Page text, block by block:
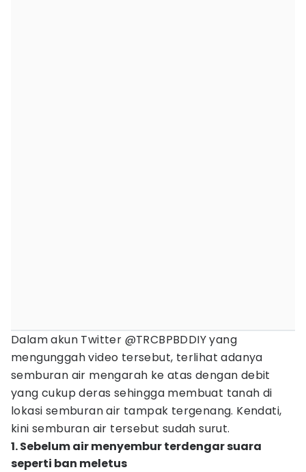
Dalam akun Twitter @TRCBPBDDIY yang
mengunggah video tersebut, terlihat adanya
semburan air mengarah ke atas dengan debit
yang cukup deras sehingga membuat tanah di
lokasi semburan air tampak tergenang. Kendati,
kini semburan air tersebut sudah surut.‎
1. Sebelum air menyembur terdengar suara
seperti ban meletus